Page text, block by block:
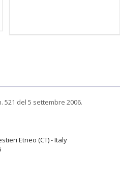
521 del 5 settembre 2006.
Etneo (CT) - Italy